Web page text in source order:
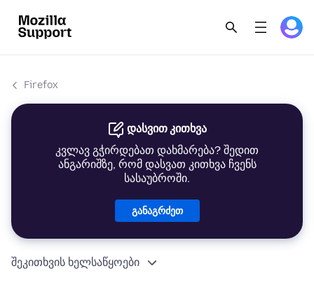
Firefox
დასვით კითხვა
კვლავ გჭირდებათ დახმარება? შედით
ანგარიშზე, რომ დასვათ კითხვა ჩვენს
სასაუბროში.
განაგრძეთ
შეკითხვის ხელსაწყოები